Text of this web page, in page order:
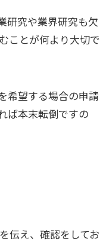
研究や業界研究も欠
ことが何より大切で
希望する場合の申請
ば本末転倒ですの
伝え、確認をしてお